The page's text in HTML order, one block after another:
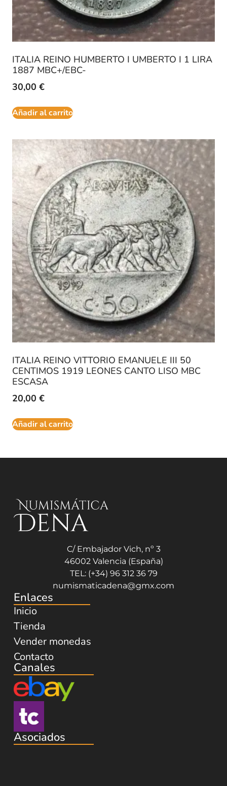
ITALIA REINO HUMBERTO I UMBERTO I 1 LIRA
1887 MBC+/EBC-
30,00 €
Añadir al carrito
ITALIA REINO VITTORIO EMANUELE III 50
CENTIMOS 1919 LEONES CANTO LISO MBC
ESCASA
20,00 €
Añadir al carrito
C/ Embajador Vich, nº 3
46002 Valencia (España)
TEL: (+34) 96 312 36 79
numismaticadena@gmx.com
Enlaces
Inicio
Tienda
Vender monedas
Contacto
Canales
Asociados